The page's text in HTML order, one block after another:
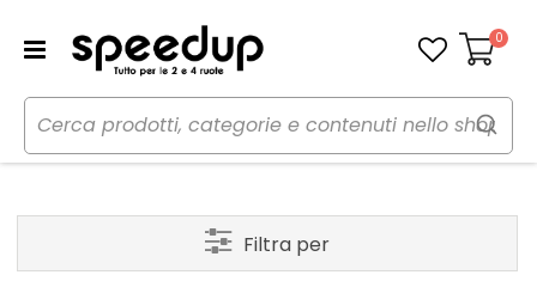
Carrello
0
Filtra per